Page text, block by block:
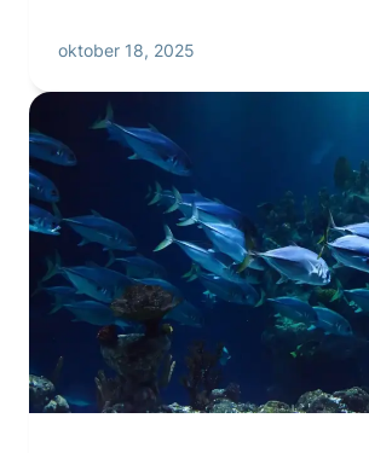
oktober 18, 2025